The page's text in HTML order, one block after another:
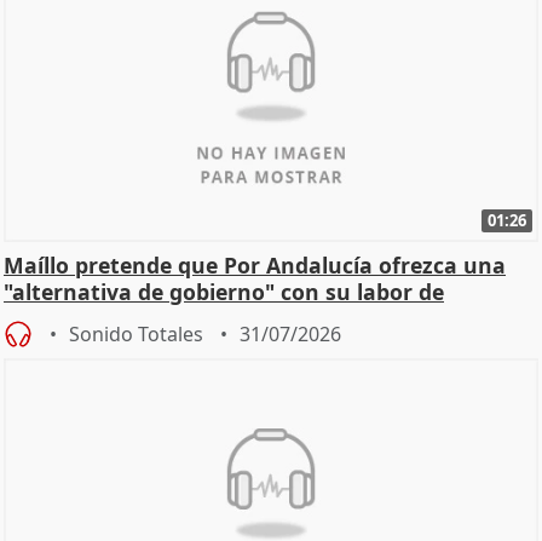
01:26
Maíllo pretende que Por Andalucía ofrezca una
"alternativa de gobierno" con su labor de
oposición
Sonido Totales 31/07/2026